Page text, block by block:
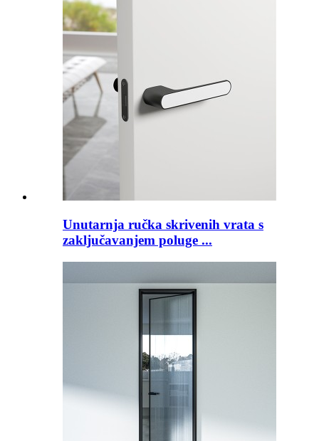
Unutarnja ručka skrivenih vrata s
zaključavanjem poluge ...